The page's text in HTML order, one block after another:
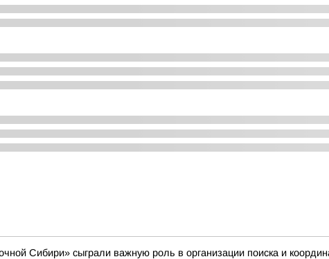
Сибири» сыграли важную роль в организации поиска и